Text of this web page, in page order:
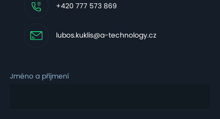
+420 777 573 869
lubos.kuklis@a-technology.cz
Jméno a příjmení